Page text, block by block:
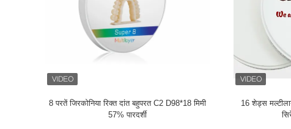
8 परतें जिरकोनिया रिक्त दांत बहुपरत C2 D98*18 मिमी
57% पारदर्शी
16 शेड्स